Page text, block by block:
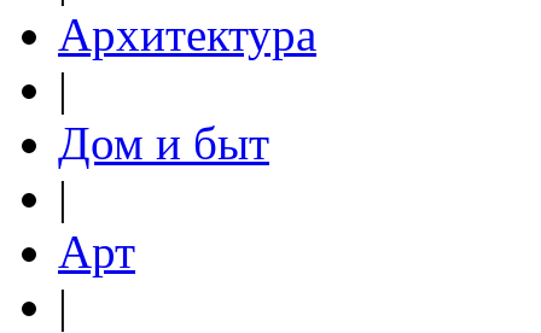
Архитектура
|
Дом и быт
|
Арт
|